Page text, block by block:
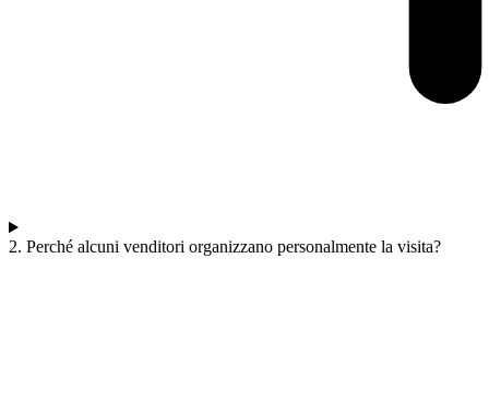
2. Perché alcuni venditori organizzano personalmente la visita?